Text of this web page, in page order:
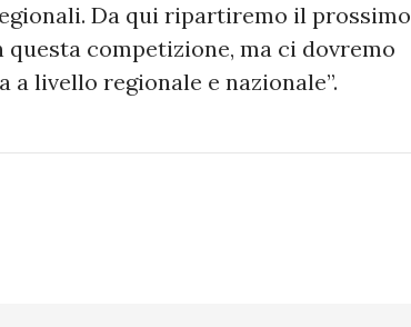
Da qui ripartiremo il prossimo
competizione, ma ci dovremo
livello regionale e nazionale”.